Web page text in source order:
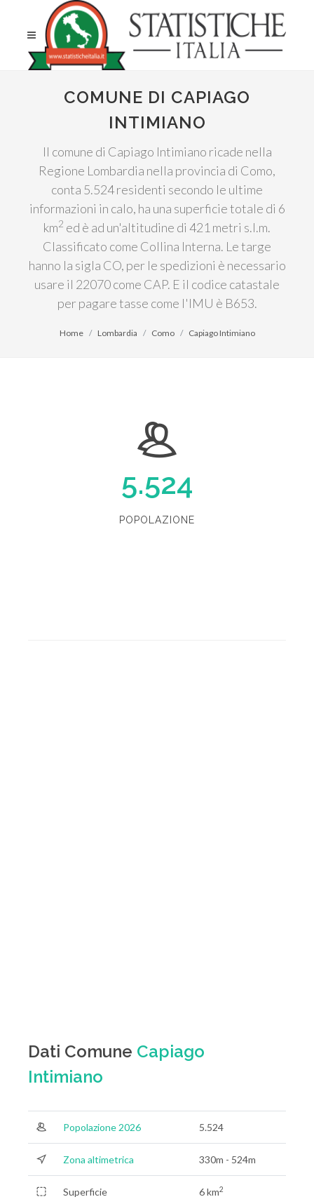
COMUNE DI CAPIAGO
INTIMIANO
Il comune di Capiago Intimiano ricade nella
Regione Lombardia nella provincia di Como,
conta 5.524 residenti secondo le ultime
informazioni in calo, ha una superficie totale di 6
km2 ed è ad un'altitudine di 421 metri s.l.m.
Classificato come Collina Interna. Le targe
hanno la sigla CO, per le spedizioni è necessario
usare il 22070 come CAP. E il codice catastale
per pagare tasse come l'IMU è B653.
Home Lombardia Como Capiago Intimiano
5.524
POPOLAZIONE
Dati Comune Capiago
Intimiano
Popolazione 2026 5.524
Zona altimetrica 330m - 524m
Superficie 6 km2